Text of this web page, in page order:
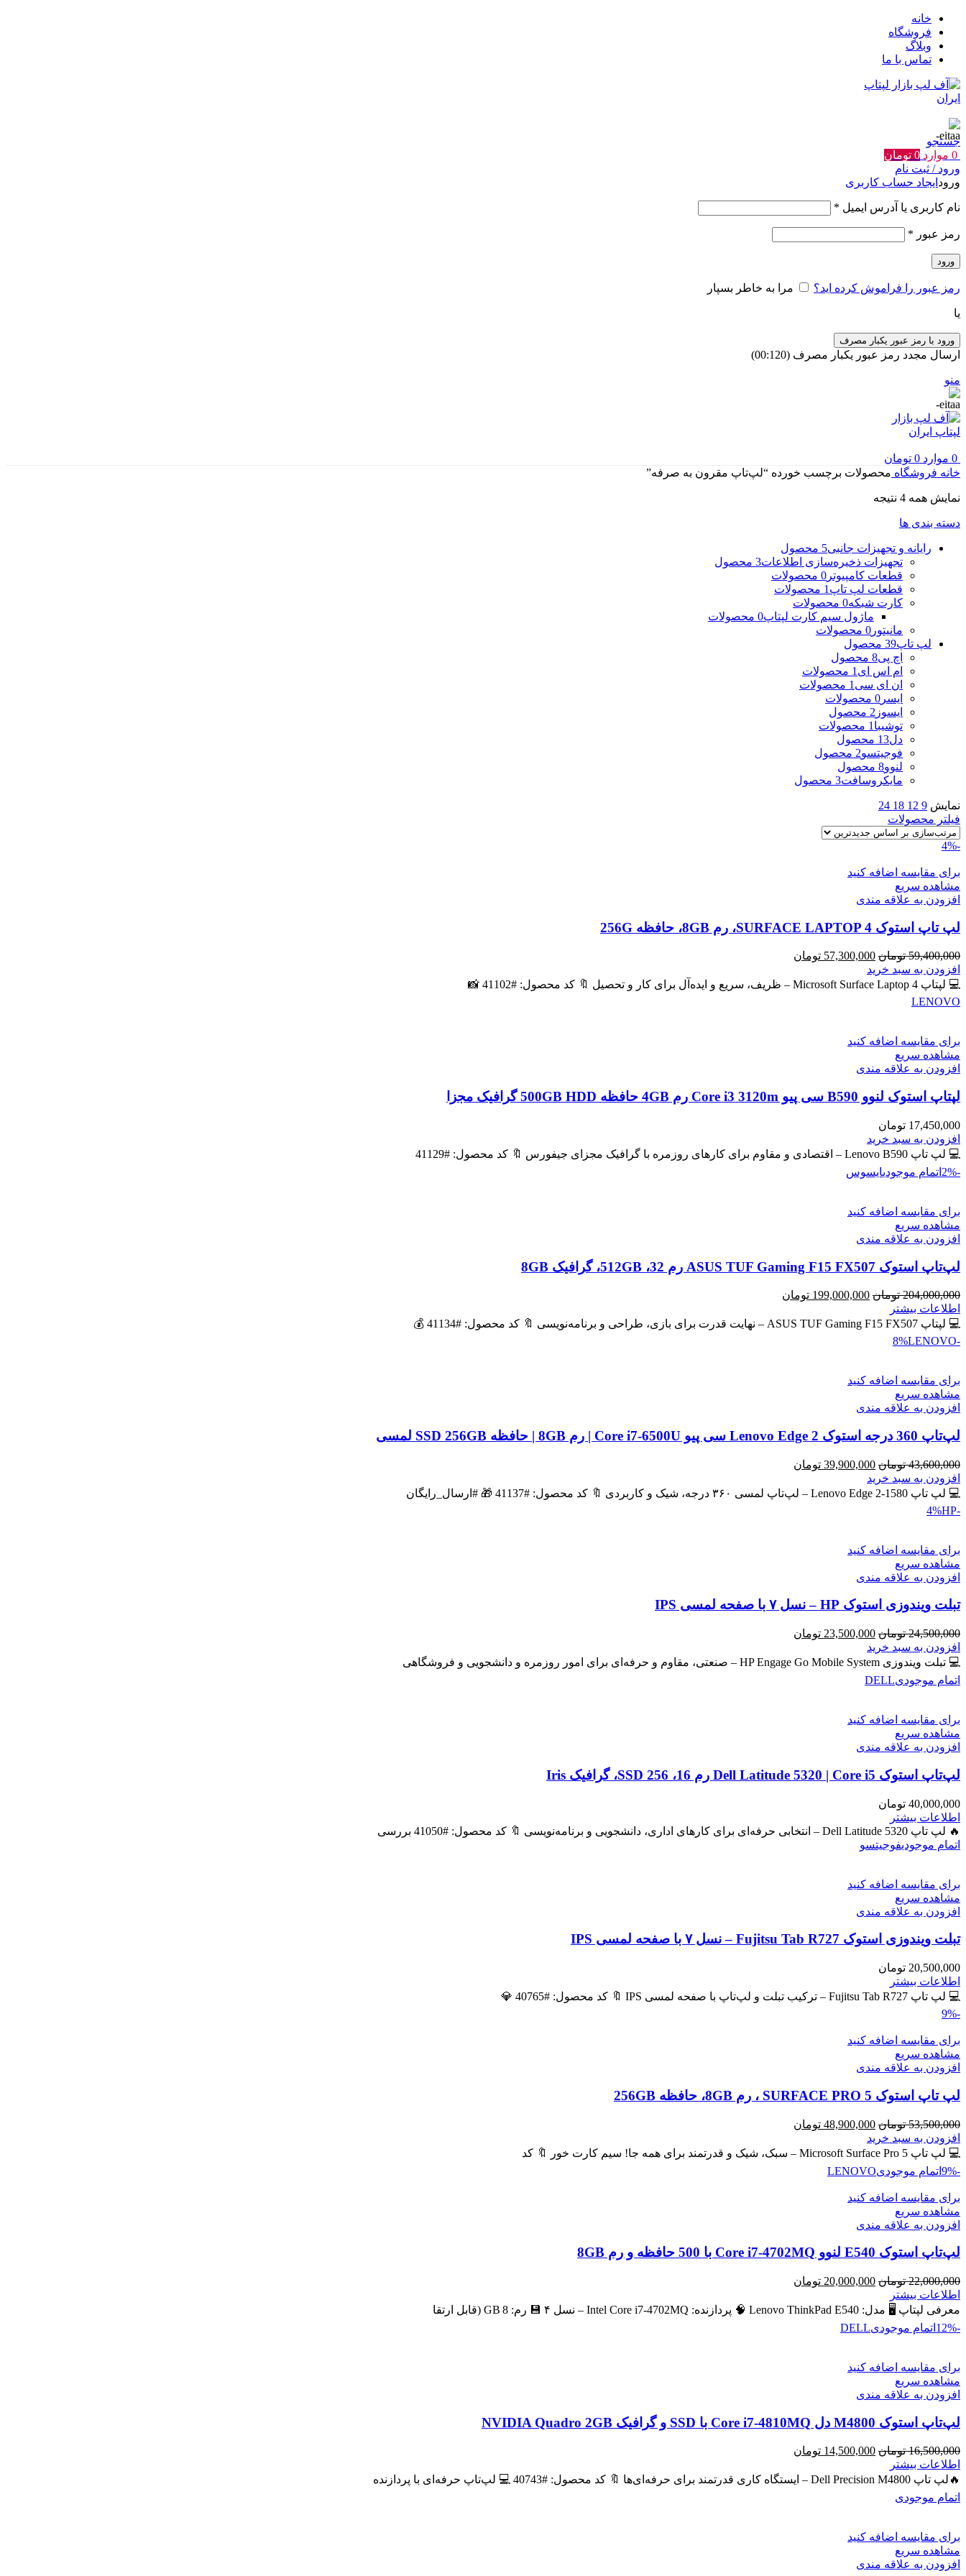
خانه
فروشگاه
وبلاگ
تماس با ما
جستجو
0 موارد 0 تومان
ورود / ثبت نام
ورود ایجاد حساب کاربری
نام کاربری یا آدرس ایمیل *
رمز عبور *
ورود
رمز عبور را فراموش کرده اید؟ مرا به خاطر بسپار
یا
ورود با رمز عبور یکبار مصرف
ارسال مجدد رمز عبور یکبار مصرف (00:
120
)
منو
0 موارد 0 تومان
خانه فروشگاه محصولات برچسب خورده “لپ‌تاپ مقرون به صرفه”
نمایش همه 4 نتیجه
دسته بندی ها
رایانه و تجهیزات جانبی5 محصول
تجهیزات ذخیره‌سازی اطلاعات3 محصول
قطعات کامپیوتر 0 محصولات
قطعات لپ تاپ 1 محصولات
کارت شبکه0 محصولات
ماژول سیم کارت لپتاپ0 محصولات
مانیتور 0 محصولات
لپ تاپ39 محصول
اچ پی8 محصول
ام اس ای 1 محصولات
ان ای سی 1 محصولات
ایسر 0 محصولات
ایسوز 2 محصول
توشیبا 1 محصولات
دل13 محصول
فوجیتسو2 محصول
لنوو8 محصول
مایکروسافت3 محصول
نمایش 9
12
18
24
فیلتر محصولات
-4%
برای مقایسه اضافه کنید
مشاهده سریع
افزودن به علاقه مندی
لپ تاپ استوک SURFACE LAPTOP 4، رم 8GB، حافظه 256G
59,400,000 تومان قیمت
اصلی
59,400,000 تومان
57,300,000 تومان
57,300,000 تومان
افزودن به سبد خرید
💻 لپتاپ Microsoft Surface Laptop 4 – ظریف، سریع و ایده‌آل برای کار و تحصیل 🔖 کد محصول: #41102 📸
LENOVO
برای مقایسه اضافه کنید
مشاهده سریع
افزودن به علاقه مندی
لپتاپ استوک لنوو B590 سی پیو Core i3 3120m رم 4GB حافظه 500GB HDD گرافیک مجزا
17,450,000 تومان
افزودن به سبد خرید
💻 لپ تاپ Lenovo B590 – اقتصادی و مقاوم برای کارهای روزمره با گرافیک مجزای جیفورس 🔖 کد محصول: #41129
-2%
اتمام موجودیایسوس
برای مقایسه اضافه کنید
مشاهده سریع
افزودن به علاقه مندی
لپ‌تاپ استوک ASUS TUF Gaming F15 FX507 رم 32، 512GB، گرافیک 8GB
204,000,000 تومان قیمت
204,000,000 تومان
199,000,000 تومان
199,000,000 تومان
اطلاعات بیشتر
💻 لپتاپ ASUS TUF Gaming F15 FX507 – نهایت قدرت برای بازی، طراحی و برنامه‌نویسی 🔖 کد محصول: #41134 💰
-8%
LENOVO
برای مقایسه اضافه کنید
مشاهده سریع
افزودن به علاقه مندی
لپ‌تاپ 360 درجه استوک Lenovo Edge 2 سی پیو Core i7-6500U | رم 8GB | حافظه SSD 256GB لمسی
43,600,000 تومان قیمت
اصلی
43,600,000 تومان
39,900,000 تومان
39,900,000 تومان
افزودن به سبد خرید
💻 لپ تاپ Lenovo Edge 2-1580 – لپ‌تاپ لمسی ۳۶۰ درجه، شیک و کاربردی 🔖 کد محصول: #41137 🎁 #ارسال_رایگان
-4%
HP
برای مقایسه اضافه کنید
مشاهده سریع
افزودن به علاقه مندی
تبلت ویندوزی استوک HP – نسل ۷ با صفحه لمسی IPS
24,500,000 تومان قیمت
اصلی
24,500,000 تومان
بود.
23,500,000 تومان
23,500,000 تومان
افزودن به سبد خرید
💻 تبلت ویندوزی HP Engage Go Mobile System – صنعتی، مقاوم و حرفه‌ای برای امور روزمره و دانشجویی و فروشگاهی
اتمام موجودیDELL
برای مقایسه اضافه کنید
مشاهده سریع
افزودن به علاقه مندی
لپ‌تاپ استوک Dell Latitude 5320 | Core i5 رم 16، SSD 256، گرافیک Iris
40,000,000 تومان
اطلاعات بیشتر
🔥 لپ تاپ Dell Latitude 5320 – انتخابی حرفه‌ای برای کارهای اداری، دانشجویی و برنامه‌نویسی 🔖 کد محصول: #41050 بررسی
اتمام موجودیفوجیتسو
برای مقایسه اضافه کنید
مشاهده سریع
افزودن به علاقه مندی
تبلت ویندوزی استوک Fujitsu Tab R727 – نسل ۷ با صفحه لمسی IPS
20,500,000 تومان
اطلاعات بیشتر
💻 لپ تاپ Fujitsu Tab R727 – ترکیب تبلت و لپ‌تاپ با صفحه لمسی IPS 🔖 کد محصول: #40765 💎
-9%
برای مقایسه اضافه کنید
مشاهده سریع
افزودن به علاقه مندی
لپ تاپ استوک SURFACE PRO 5 ، رم 8GB، حافظه 256GB
53,500,000 تومان قیمت
اصلی
53,500,000 تومان
بود.
48,900,000 تومان
48,900,000 تومان
افزودن به سبد خرید
💻 لپ تاپ Microsoft Surface Pro 5 – سبک، شیک و قدرتمند برای همه جا! سیم کارت خور 🔖 کد
-9%
اتمام موجودیLENOVO
برای مقایسه اضافه کنید
مشاهده سریع
افزودن به علاقه مندی
لپ‌تاپ استوک E540 لنوو Core i7-4702MQ با 500 حافظه و رم 8GB
22,000,000 تومان قیمت
22,000,000 تومان
بود.
20,000,000 تومان
20,000,000 تومان
اطلاعات بیشتر
معرفی لپتاپ 🖥️ مدل: Lenovo ThinkPad E540 🧠 پردازنده: Intel Core i7‑4702MQ – نسل ۴ 💾 رم: 8 GB (قابل ارتقا
-12%
اتمام موجودیDELL
برای مقایسه اضافه کنید
مشاهده سریع
افزودن به علاقه مندی
لپ‌تاپ استوک M4800 دل Core i7-4810MQ با SSD و گرافیک NVIDIA Quadro 2GB
16,500,000 تومان قیمت
16,500,000 تومان
14,500,000 تومان
14,500,000 تومان
اطلاعات بیشتر
🔥لپ تاپ Dell Precision M4800 – ایستگاه کاری قدرتمند برای حرفه‌ای‌ها 🔖 کد محصول: #40743 💻 لپ‌تاپ حرفه‌ای با پردازنده
اتمام موجودی
برای مقایسه اضافه کنید
مشاهده سریع
افزودن به علاقه مندی